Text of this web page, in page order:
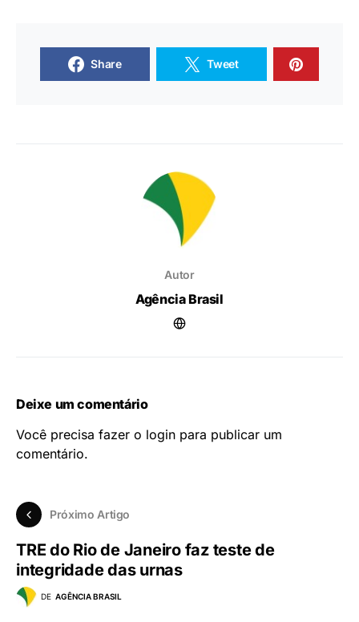
Share Tweet
Autor
Agência Brasil
Deixe um comentário
Você precisa fazer o login para publicar um
comentário.
Próximo Artigo
TRE do Rio de Janeiro faz teste de
integridade das urnas
DE AGÊNCIA BRASIL